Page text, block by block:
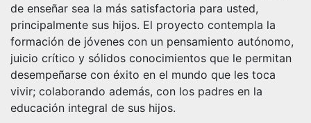
de enseñar sea la más satisfactoria para usted,
principalmente sus hijos. El proyecto contempla la
formación de jóvenes con un pensamiento autónomo,
juicio crítico y sólidos conocimientos que le permitan
desempeñarse con éxito en el mundo que les toca
vivir; colaborando además, con los padres en la
educación integral de sus hijos.